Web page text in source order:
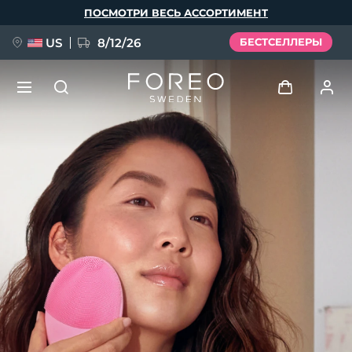
ПОСМОТРИ ВЕСЬ АССОРТИМЕНТ
US 8/12/26 БЕСТСЕЛЛЕРЫ
Профиль пользователя
Мои приборы
Мои заказы
Мои адреса
Мои подписки
НОВИНКА
FAQ™ Pure Beauty-Tech Elixir
BREAKING NEWS
issa™ Teeth Whitening Set
Язык
English Deutsch
Español
Français
Italiano
Português
Polski
Svenska
Русский
Türkçe
简体中文 繁體中文